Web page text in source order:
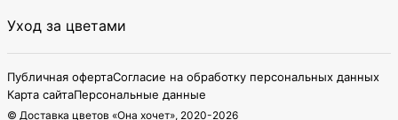
Уход за цветами
Публичная офертаСогласие на обработку персональных данных
Карта сайтаПерсональные данные
© Доставка цветов «Она хочет», 2020-2026